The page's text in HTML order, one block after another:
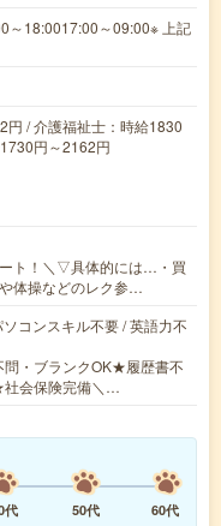
～18:0017:00～09:00※ 上記
/ 介護福祉士：時給1830
円～2162円
ト！＼▽具体的には…・買
体操などのレク参…
コンスキル不要 / 英語力不
・ブランクOK★履歴書不
社会保険完備＼…
代 50代
60代